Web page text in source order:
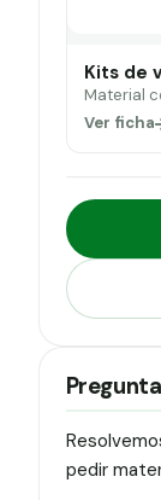
Kits de
Material
Ver ficha
pedir